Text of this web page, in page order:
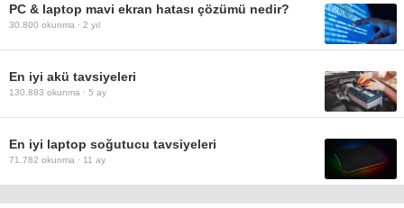
PC & laptop mavi ekran hatası çözümü nedir?
30.800 okunma · 2 yıl
En iyi akü tavsiyeleri
130.883 okunma · 5 ay
En iyi laptop soğutucu tavsiyeleri
71.782 okunma · 11 ay